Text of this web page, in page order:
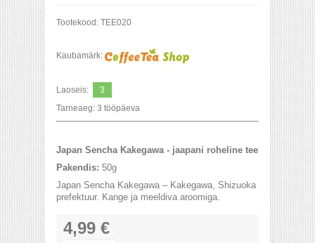
Tootekood: TEE020
Kaubamärk:
Laoseis:
3
Tarneaeg: 3 tööpäeva
Japan Sencha Kakegawa - jaapani roheline tee
Pakendis: 50g
Japan Sencha Kakegawa – Kakegawa, Shizuoka
prefektuur. Kange ja meeldiva aroomiga.
4,99 €